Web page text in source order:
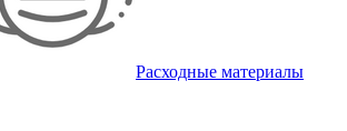
Расходные материалы